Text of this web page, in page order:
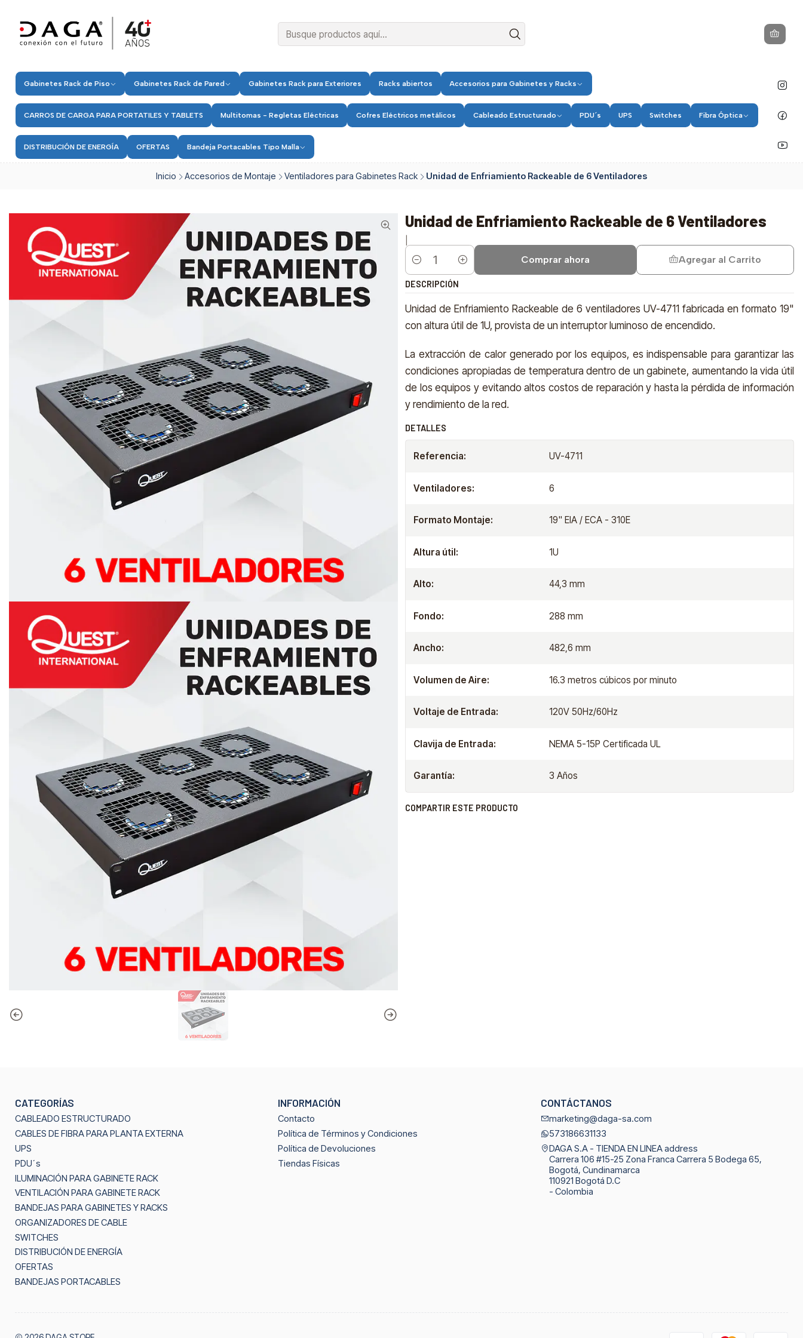
Gabinetes Rack de Piso Gabinetes Rack de Pared Gabinetes Rack para Exteriores Racks abiertos Accesorios para Gabinetes y Racks
CARROS DE CARGA PARA PORTATILES Y TABLETS Multitomas - Regletas Eléctricas Cofres Eléctricos metálicos Cableado Estructurado PDU´s UPS Switches Fibra Óptica
DISTRIBUCIÓN DE ENERGÍA OFERTAS Bandeja Portacables Tipo Malla
Inicio Accesorios de Montaje Ventiladores para Gabinetes Rack Unidad de Enfriamiento Rackeable de 6 Ventiladores
Unidad de Enfriamiento Rackeable de 6 Ventiladores
Cantidad
Agregar al Carrito
Comprar ahora
DESCRIPCIÓN
Unidad de Enfriamiento Rackeable de 6 ventiladores UV-4711 fabricada en formato 19"
con altura útil de 1U, provista de un interruptor luminoso de encendido.
La extracción de calor generado por los equipos, es indispensable para garantizar las
condiciones apropiadas de temperatura dentro de un gabinete, aumentando la vida útil
de los equipos y evitando altos costos de reparación y hasta la pérdida de información
y rendimiento de la red.
DETALLES
Referencia: UV-4711
Ventiladores: 6
Formato Montaje: 19" EIA / ECA - 310E
Altura útil: 1U
Alto: 44,3 mm
Fondo: 288 mm
Ancho: 482,6 mm
Volumen de Aire: 16.3 metros cúbicos por minuto
Voltaje de Entrada: 120V 50Hz/60Hz
Clavija de Entrada: NEMA 5-15P Certificada UL
Garantía: 3 Años
COMPARTIR ESTE PRODUCTO
CATEGORÍAS
CABLEADO ESTRUCTURADO
CABLES DE FIBRA PARA PLANTA EXTERNA
UPS
PDU´s
ILUMINACIÓN PARA GABINETE RACK
VENTILACIÓN PARA GABINETE RACK
BANDEJAS PARA GABINETES Y RACKS
ORGANIZADORES DE CABLE
SWITCHES
DISTRIBUCIÓN DE ENERGÍA
OFERTAS
BANDEJAS PORTACABLES
INFORMACIÓN
Contacto
Política de Términos y Condiciones
Política de Devoluciones
Tiendas Físicas
CONTÁCTANOS
marketing@daga-sa.com
573186631133
DAGA S.A - TIENDA EN LINEA address
Carrera 106 #15-25 Zona Franca Carrera 5 Bodega 65,
Bogotá, Cundinamarca
110921 Bogotá D.C
- Colombia